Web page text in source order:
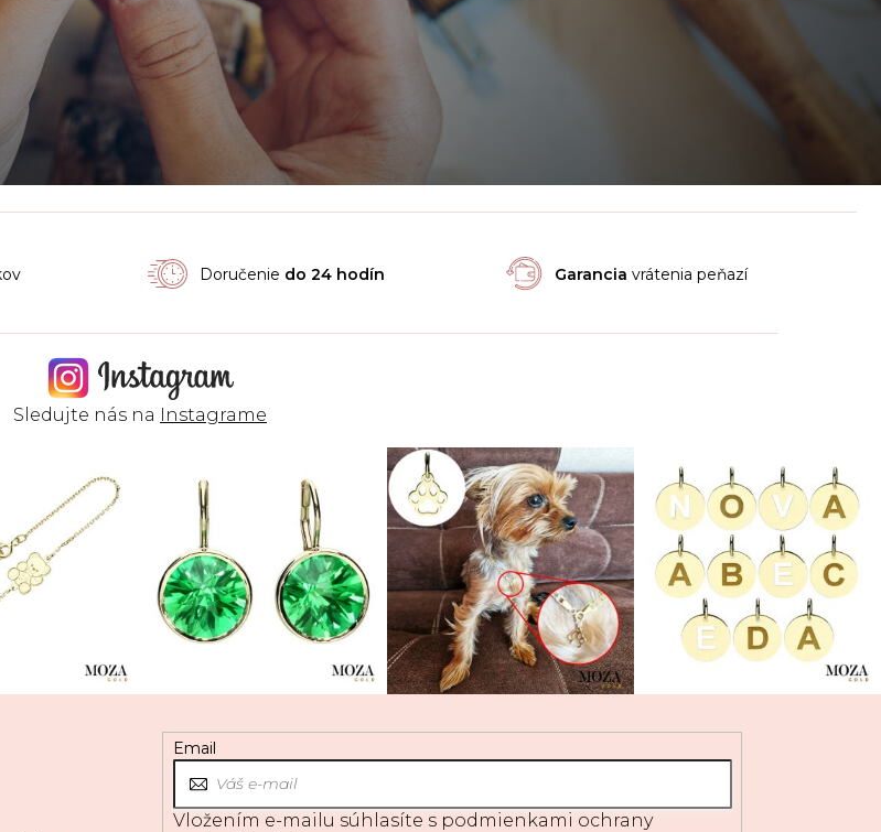
Doručenie do 24 hodín Garancia vrátenia peňazí
Sledujte nás na Instagrame
Email
Vložením e-mailu súhlasíte s podmienkami ochrany